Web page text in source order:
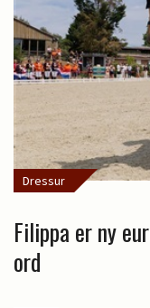
Dressur
Filippa er ny
ord